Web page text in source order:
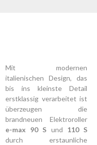
Mit modernen
italienischen Design, das
bis ins kleinste Detail
erstklassig verarbeitet ist
überzeugen die
brandneuen Elektroroller
e-max 90 S und 110 S
durch erstaunliche